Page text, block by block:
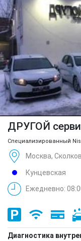
ДРУГОЙ
Специализированный
Москва,
Кунцевская
Ежедневно:
Диагностика